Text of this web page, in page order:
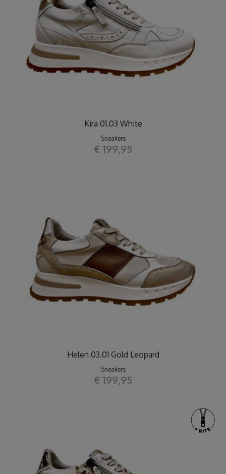
Kira 01.03 White
Sneakers
€ 199,95
Helen 03.01 Gold Leopard
Sneakers
€ 199,95